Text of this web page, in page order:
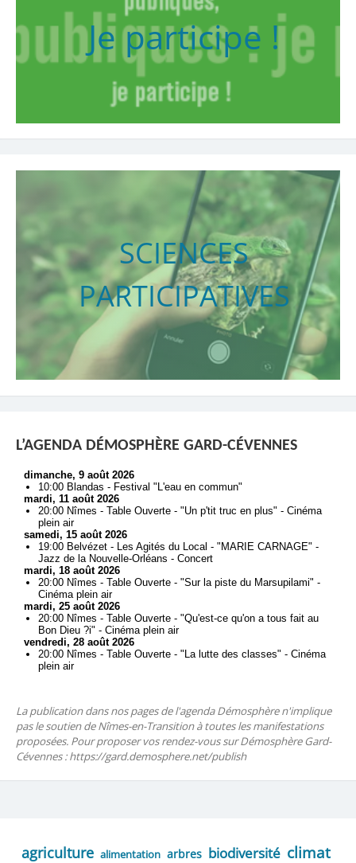
Je participe !
SCIENCES
PARTICIPATIVES
L’AGENDA DÉMOSPHÈRE GARD-CÉVENNES
La publication dans nos pages de l'agenda Démosphère n'implique
pas le soutien de Nîmes-en-Transition à toutes les manifestations
proposées. Pour proposer vos rendez-vous sur Démosphère Gard-
Cévennes : https://gard.demosphere.net/publish
agriculture alimentation arbres biodiversité climat